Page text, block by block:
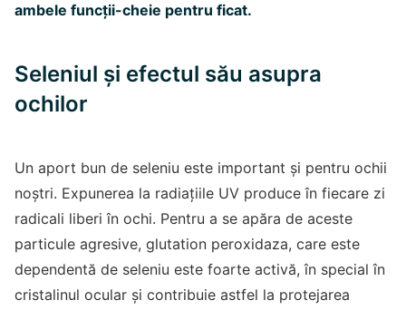
ambele funcții-cheie pentru ficat.
Seleniul și efectul său asupra
ochilor
Un aport bun de seleniu este important și pentru ochii
noștri. Expunerea la radiațiile UV produce în fiecare zi
radicali liberi în ochi. Pentru a se apăra de aceste
particule agresive, glutation peroxidaza, care este
dependentă de seleniu este foarte activă, în special în
cristalinul ocular și contribuie astfel la protejarea